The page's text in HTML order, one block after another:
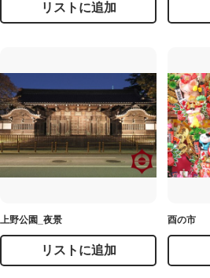
リストに追加
上野公園_夜景
リストに追加
酉の市